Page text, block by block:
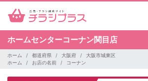
ホームセンターコーナン関目店
ホーム 都道府県 大阪府
大阪市城東区
ホーム
お店の名前 コーナン